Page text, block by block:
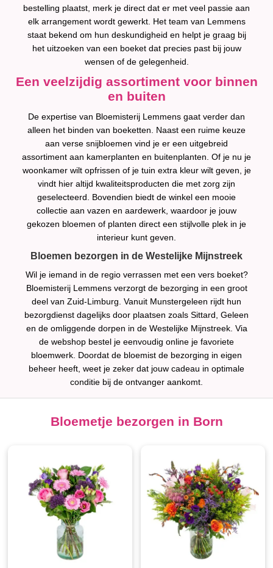
bestelling plaatst, merk je direct dat er met veel passie aan
elk arrangement wordt gewerkt. Het team van Lemmens
staat bekend om hun deskundigheid en helpt je graag bij
het uitzoeken van een boeket dat precies past bij jouw
wensen of de gelegenheid.
Een veelzijdig assortiment voor binnen
en buiten
De expertise van Bloemisterij Lemmens gaat verder dan
alleen het binden van boeketten. Naast een ruime keuze
aan verse snijbloemen vind je er een uitgebreid
assortiment aan kamerplanten en buitenplanten. Of je nu je
woonkamer wilt opfrissen of je tuin extra kleur wilt geven, je
vindt hier altijd kwaliteitsproducten die met zorg zijn
geselecteerd. Bovendien biedt de winkel een mooie
collectie aan vazen en aardewerk, waardoor je jouw
gekozen bloemen of planten direct een stijlvolle plek in je
interieur kunt geven.
Bloemen bezorgen in de Westelijke Mijnstreek
Wil je iemand in de regio verrassen met een vers boeket?
Bloemisterij Lemmens verzorgt de bezorging in een groot
deel van Zuid-Limburg. Vanuit Munstergeleen rijdt hun
bezorgdienst dagelijks door plaatsen zoals Sittard, Geleen
en de omliggende dorpen in de Westelijke Mijnstreek. Via
de webshop bestel je eenvoudig online je favoriete
bloemwerk. Doordat de bloemist de bezorging in eigen
beheer heeft, weet je zeker dat jouw cadeau in optimale
conditie bij de ontvanger aankomt.
Bloemetje bezorgen in Born